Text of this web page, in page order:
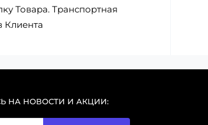
Товара. Транспортная
Клиента
НА НОВОСТИ И АКЦИИ: